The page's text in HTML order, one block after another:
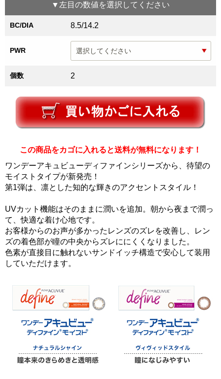
▼ 左目 の数値を選択してください
BC/DIA 8.5/14.2
PWR
個数 2
この商品をカゴに入れると送料が無料になります！
ワンデーアキュビューディファインシリーズから、待望の
モイストタイプが新発売！
第1弾は、凛とした知的な輝きのアクセントスタイル！
UVカット機能はそのままに潤いを追加。朝から夜まで潤っ
て、快適な着け心地です。
お客様からのお声が多かったレンズのズレを改善し、レン
ズの着色部が瞳の中央からズレににくくなりました。
色素が直接目に触れないサンドイッチ構造で安心して装用
していただけます。